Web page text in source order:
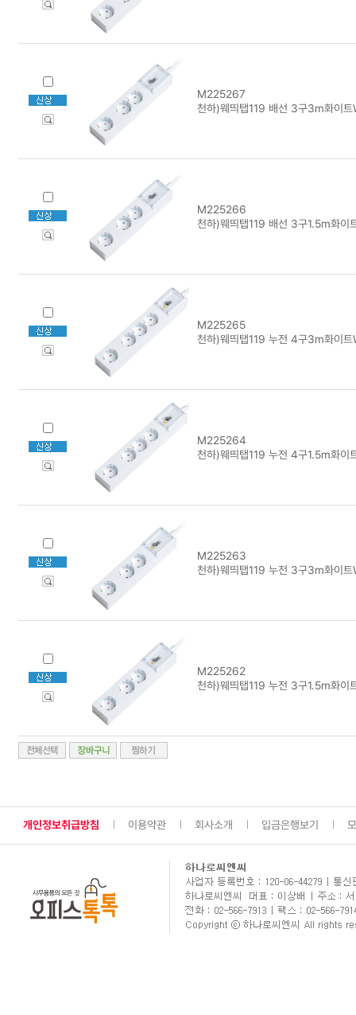
M225267
천하)웨띄탭119 배선 3구3m화이
M225266
천하)웨띄탭119 배선 3구1.5m화
M225265
천하)웨띄탭119 누전 4구3m화이
M225264
천하)웨띄탭119 누전 4구1.5m화
M225263
천하)웨띄탭119 누전 3구3m화이
M225262
천하)웨띄탭119 누전 3구1.5m화
개인정보취급방침 이용약관 회사소개 입금은행보기